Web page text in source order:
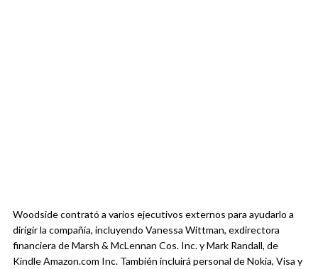
Woodside contrató a varios ejecutivos externos para ayudarlo a
dirigir la compañía, incluyendo Vanessa Wittman, exdirectora
financiera de Marsh & McLennan Cos. Inc. y Mark Randall, de
Kindle Amazon.com Inc. También incluirá personal de Nokia, Visa y